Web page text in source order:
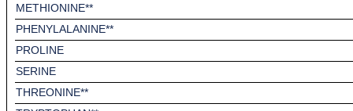
METHIONINE**
PHENYLALANINE**
PROLINE
SERINE
THREONINE**